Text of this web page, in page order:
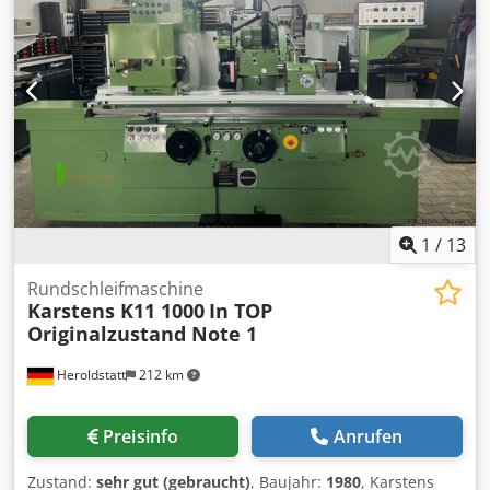
Z.Achse im Austausch..... Cedpfx Ageraibvsksha ähnlich
Weiss/ EMAG/ GP-Rundschleifmaschinen/ Studer/
Kellenberger/ Schaudt/ Tschudin/ Tacchella/ Dannobat/
Bahmüller / Fortuna
1 / 13
Heroldstatt 212 km
Rundschleifmaschine
Karstens K11 1000 In TOP
Originalzustand Note 1
Preisinfo Anrufen
Zustand: sehr gut (gebraucht), Baujahr: 1980, Karstens